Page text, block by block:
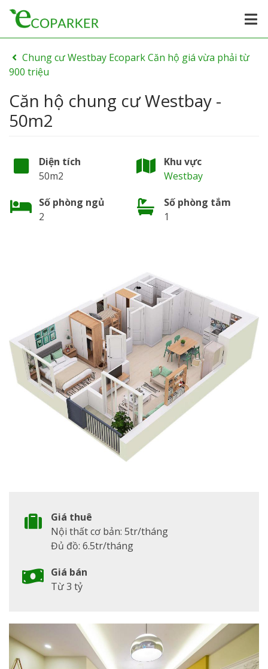
Chung cư Westbay Ecopark Căn hộ giá vừa phải từ
900 triệu
Căn hộ chung cư Westbay -
50m2
Diện tích
50m2
Khu vực
Westbay
Số phòng ngủ
2
Số phòng tắm
1
Giá thuê
Nội thất cơ bản: 5tr/tháng
Đủ đồ: 6.5tr/tháng
Giá bán
Từ 3 tỷ